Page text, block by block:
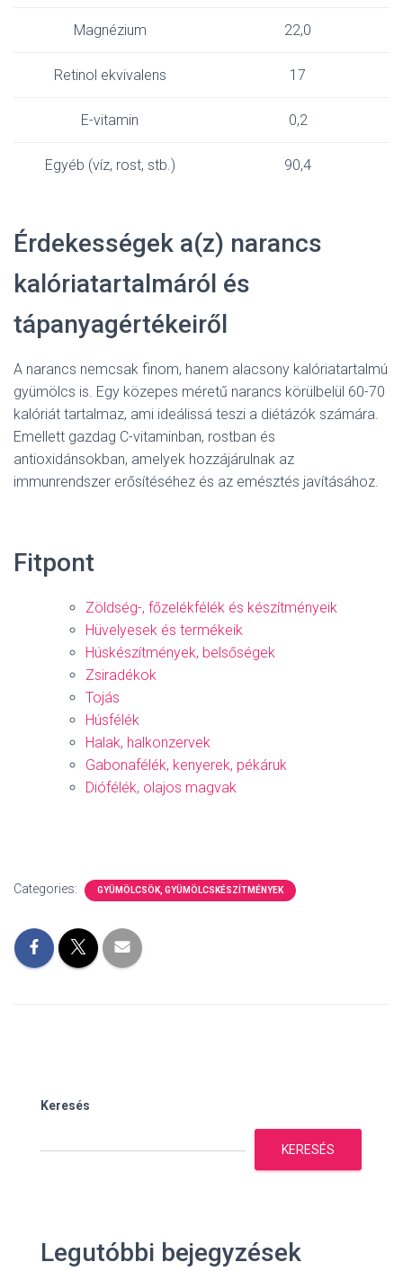
Magnézium 22,0
Retinol ekvivalens 17
E-vitamin 0,2
Egyéb (víz, rost, stb.) 90,4
Érdekességek a(z) narancs
kalóriatartalmáról és
tápanyagértékeiről
A narancs nemcsak finom, hanem alacsony kalóriatartalmú
gyümölcs is. Egy közepes méretű narancs körülbelül 60-70
kalóriát tartalmaz, ami ideálissá teszi a diétázók számára.
Emellett gazdag C-vitaminban, rostban és
antioxidánsokban, amelyek hozzájárulnak az
immunrendszer erősítéséhez és az emésztés javításához.
Fitpont
Zöldség-, főzelékfélék és készítményeik
Hüvelyesek és termékeik
Húskészítmények, belsőségek
Zsiradékok
Tojás
Húsfélék
Halak, halkonzervek
Gabonafélék, kenyerek, pékáruk
Diófélék, olajos magvak
Categories: GYÜMÖLCSÖK, GYÜMÖLCSKÉSZÍTMÉNYEK
Keresés
KERESÉS
Legutóbbi bejegyzések